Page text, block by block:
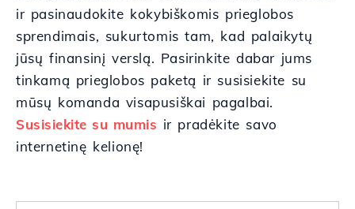
ir pasinaudokite kokybiškomis prieglobos
sprendimais, sukurtomis tam, kad palaikytų
jūsų finansinį verslą. Pasirinkite dabar jums
tinkamą prieglobos paketą ir susisiekite su
mūsų komanda visapusiškai pagalbai.
Susisiekite su mumis ir pradėkite savo
internetinę kelionę!